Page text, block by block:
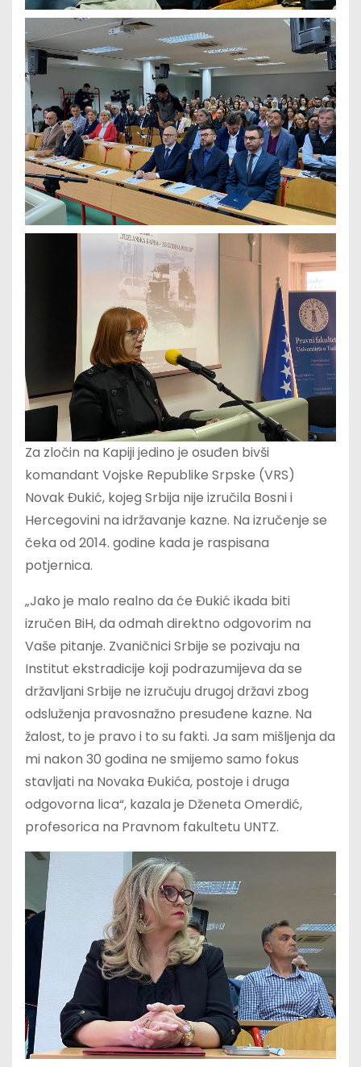
Za zločin na Kapiji jedino je osuđen bivši
komandant Vojske Republike Srpske (VRS)
Novak Đukić, kojeg Srbija nije izručila Bosni i
Hercegovini na idržavanje kazne. Na izručenje se
čeka od 2014. godine kada je raspisana
potjernica.
„Jako je malo realno da će Đukić ikada biti
izručen BiH, da odmah direktno odgovorim na
Vaše pitanje. Zvaničnici Srbije se pozivaju na
Institut ekstradicije koji podrazumijeva da se
državljani Srbije ne izručuju drugoj državi zbog
odsluženja pravosnažno presuđene kazne. Na
žalost, to je pravo i to su fakti. Ja sam mišljenja da
mi nakon 30 godina ne smijemo samo fokus
stavljati na Novaka Đukića, postoje i druga
odgovorna lica“, kazala je Dženeta Omerdić,
profesorica na Pravnom fakultetu UNTZ.